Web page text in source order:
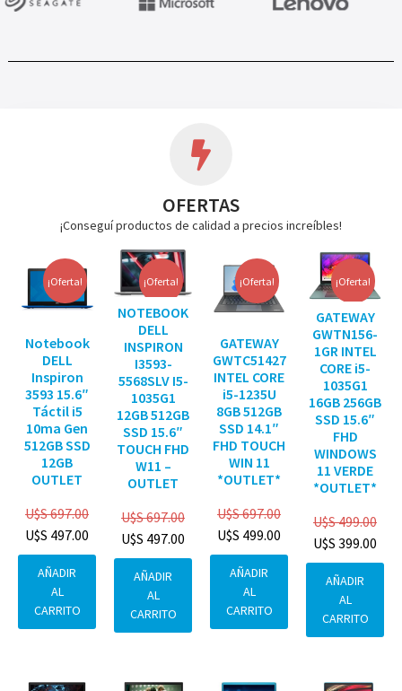
OFERTAS
¡Conseguí productos de calidad a precios increíbles!
¡Oferta!
Notebook
DELL
Inspiron
3593 15.6″
Táctil i5
10ma Gen
512GB SSD
12GB
OUTLET
U$S697.00
U$S 497.00
AÑADIR
AL
CARRITO
¡Oferta!
NOTEBOOK
DELL
INSPIRON
I3593-
5568SLV I5-
1035G1
12GB 512GB
SSD 15.6″
TOUCH FHD
W11 –
OUTLET
U$S697.00
U$S 497.00
AÑADIR
AL
CARRITO
¡Oferta!
GATEWAY
GWTC51427
INTEL CORE
i5-1235U
8GB 512GB
SSD 14.1″
FHD TOUCH
WIN 11
*OUTLET*
U$S697.00
U$S 499.00
AÑADIR
AL
CARRITO
¡Oferta!
GATEWAY
GWTN156-
1GR INTEL
CORE i5-
1035G1
16GB 256GB
SSD 15.6″
FHD
WINDOWS
11 VERDE
*OUTLET*
U$S499.00
U$S 399.00
AÑADIR
AL
CARRITO